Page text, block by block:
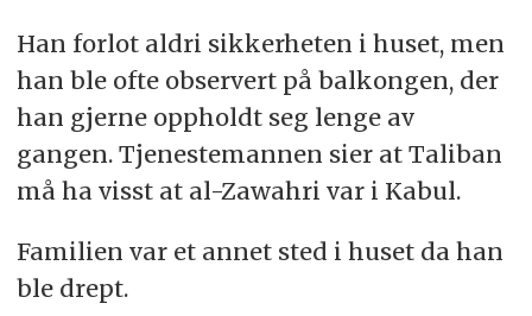
Han forlot aldri sikkerheten i huset, men
han ble ofte observert på balkongen, der
han gjerne oppholdt seg lenge av
gangen. Tjenestemannen sier at Taliban
må ha visst at al-Zawahri var i Kabul.
Familien var et annet sted i huset da han
ble drept.